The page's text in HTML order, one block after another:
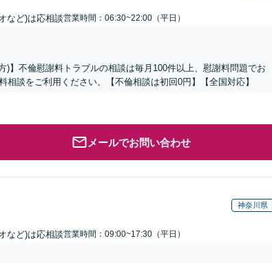
など)は応相談営業時間：06:30~22:00（平日）
)】不倫慰謝料トラブルの相談は毎月100件以上、慰謝料問題でお
談をご利用ください。【不倫相談は初回0円】【全国対応】
メールでお問い合わせ
神奈川県
など)は応相談営業時間：09:00~17:30（平日）